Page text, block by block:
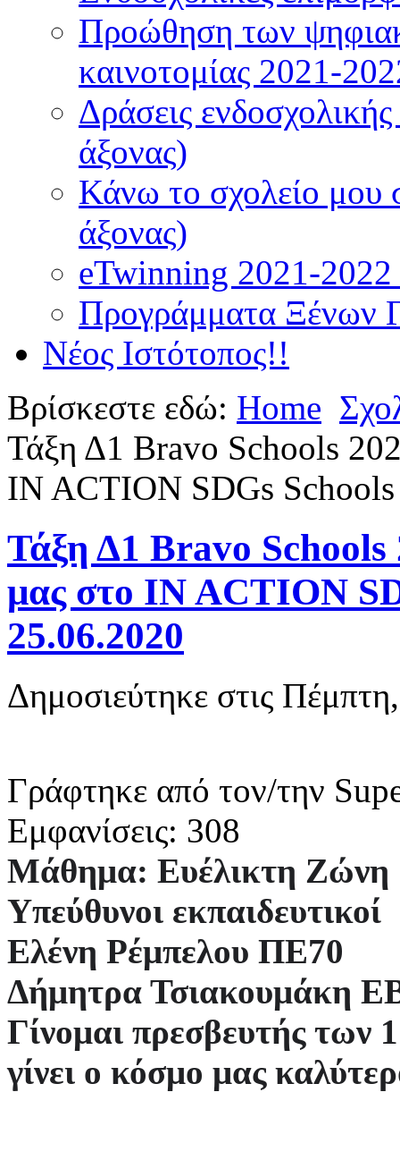
Προώθηση των
καινοτομίας 2021-
Δράσεις
άξονας)
Κάνω το σχολείο μου
άξονας)
eTwinning 2021-
Προγράμματα Ξένων
Νέος Ιστότοπος!!
Βρίσκεστε εδώ: Home
Τάξη Δ1 Bravo Schools
IN ACTION SDGs
Τάξη Δ1 Bravo Schools
μας στο IN ACTION
25.06.2020
Δημοσιεύτηκε στις
Γράφτηκε από τον/την
Εμφανίσεις: 308
Μάθημα: Ευέλικτη Ζώνη
Υπεύθυνοι εκπαιδευτικοί
Ελένη Ρέμπελου ΠΕ70
Δήμητρα Τσιακουμάκη
Γίνομαι πρεσβευτής των
γίνει ο κόσμο μας